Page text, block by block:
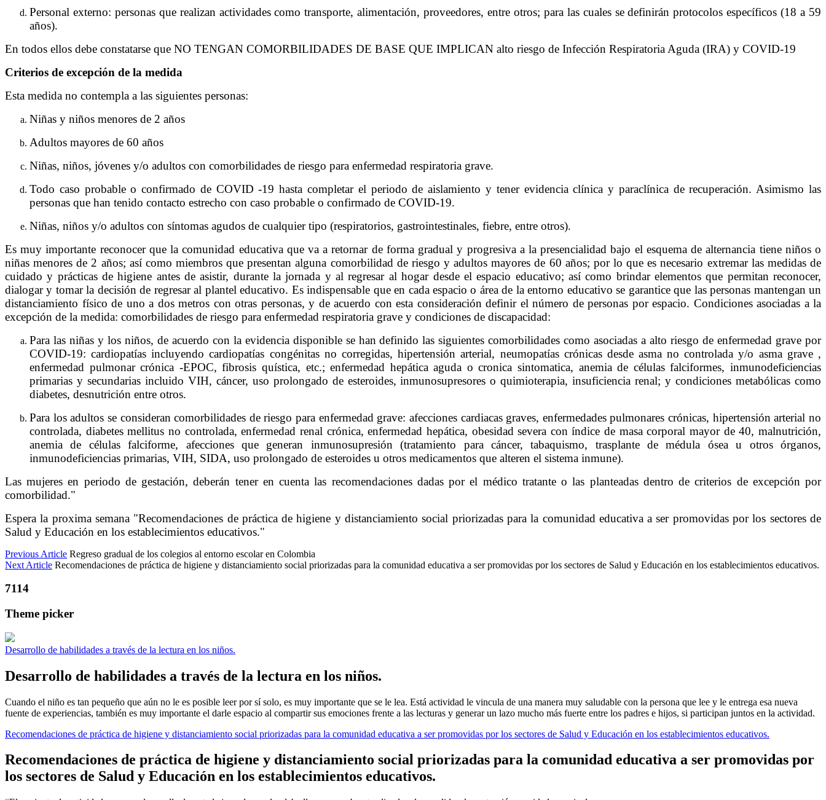
Personal externo: personas que realizan actividades como transporte, alimentación, proveedores, entre otros; para las cuales se definirán protocolos específicos (18 a 59
años).
En todos ellos debe constatarse que NO TENGAN COMORBILIDADES DE BASE QUE IMPLICAN alto riesgo de Infección Respiratoria Aguda (IRA) y COVID-19
Criterios de excepción de la medida
Esta medida no contempla a las siguientes personas:
Niñas y niños menores de 2 años
Adultos mayores de 60 años
Niñas, niños, jóvenes y/o adultos con comorbilidades de riesgo para enfermedad respiratoria grave.
Todo caso probable o confirmado de COVID -19 hasta completar el periodo de aislamiento y tener evidencia clínica y paraclínica de recuperación. Asimismo las
personas que han tenido contacto estrecho con caso probable o confirmado de COVID-19.
Niñas, niños y/o adultos con síntomas agudos de cualquier tipo (respiratorios, gastrointestinales, fiebre, entre otros).
Es muy importante reconocer que la comunidad educativa que va a retornar de forma gradual y progresiva a la presencialidad bajo el esquema de alternancia tiene niños o
niñas menores de 2 años; así como miembros que presentan alguna comorbilidad de riesgo y adultos mayores de 60 años; por lo que es necesario extremar las medidas de
cuidado y prácticas de higiene antes de asistir, durante la jornada y al regresar al hogar desde el espacio educativo; así como brindar elementos que permitan reconocer,
dialogar y tomar la decisión de regresar al plantel educativo. Es indispensable que en cada espacio o área de la entorno educativo se garantice que las personas mantengan un
distanciamiento físico de uno a dos metros con otras personas, y de acuerdo con esta consideración definir el número de personas por espacio. Condiciones asociadas a la
excepción de la medida: comorbilidades de riesgo para enfermedad respiratoria grave y condiciones de discapacidad:
Para las niñas y los niños, de acuerdo con la evidencia disponible se han definido las siguientes comorbilidades como asociadas a alto riesgo de enfermedad grave por
COVID-19: cardiopatías incluyendo cardiopatías congénitas no corregidas, hipertensión arterial, neumopatías crónicas desde asma no controlada y/o asma grave ,
enfermedad pulmonar crónica -EPOC, fibrosis quística, etc.; enfermedad hepática aguda o cronica sintomatica, anemia de células falciformes, inmunodeficiencias
primarias y secundarias incluido VIH, cáncer, uso prolongado de esteroides, inmunosupresores o quimioterapia, insuficiencia renal; y condiciones metabólicas como
diabetes, desnutrición entre otros.
Para los adultos se consideran comorbilidades de riesgo para enfermedad grave: afecciones cardiacas graves, enfermedades pulmonares crónicas, hipertensión arterial no
controlada, diabetes mellitus no controlada, enfermedad renal crónica, enfermedad hepática, obesidad severa con índice de masa corporal mayor de 40, malnutrición,
anemia de células falciforme, afecciones que generan inmunosupresión (tratamiento para cáncer, tabaquismo, trasplante de médula ósea u otros órganos,
inmunodeficiencias primarias, VIH, SIDA, uso prolongado de esteroides u otros medicamentos que alteren el sistema inmune).
Las mujeres en periodo de gestación, deberán tener en cuenta las recomendaciones dadas por el médico tratante o las planteadas dentro de criterios de excepción por
comorbilidad."
Espera la proxima semana "Recomendaciones de práctica de higiene y distanciamiento social priorizadas para la comunidad educativa a ser promovidas por los sectores de
Salud y Educación en los establecimientos educativos."
Previous Article Regreso gradual de los colegios al entorno escolar en Colombia
Next Article Recomendaciones de práctica de higiene y distanciamiento social priorizadas para la comunidad educativa a ser promovidas por los sectores de Salud y Educación en los establecimientos educativos.
7114
Theme picker
Desarrollo de habilidades a través de la lectura en los niños.
Desarrollo de habilidades a través de la lectura en los niños.
Cuando el niño es tan pequeño que aún no le es posible leer por sí solo, es muy importante que se le lea. Está actividad le vincula de una manera muy saludable con la persona que lee y le entrega esa nueva
fuente de experiencias, también es muy importante el darle espacio al compartir sus emociones frente a las lecturas y generar un lazo mucho más fuerte entre los padres e hijos, si participan juntos en la actividad.
Recomendaciones de práctica de higiene y distanciamiento social priorizadas para la comunidad educativa a ser promovidas por los sectores de Salud y Educación en los establecimientos educativos.
Recomendaciones de práctica de higiene y distanciamiento social priorizadas para la comunidad educativa a ser promovidas por
los sectores de Salud y Educación en los establecimientos educativos.